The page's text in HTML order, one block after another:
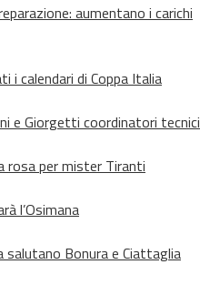
aumentano i carichi
i calendari di Coppa Italia
e Giorgetti coordinatori tecnici
rosa per mister Tiranti
l’Osimana
salutano Bonura e Ciattaglia